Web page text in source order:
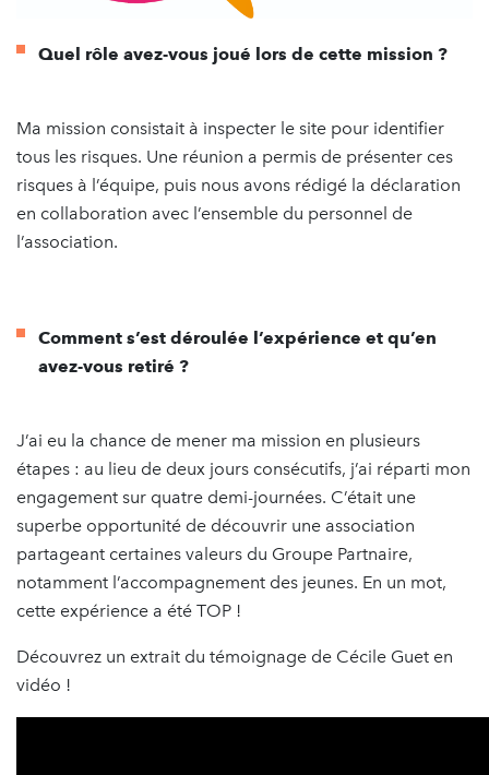
Quel rôle avez-vous joué lors de cette mission ?
Ma mission consistait à inspecter le site pour identifier
tous les risques. Une réunion a permis de présenter ces
risques à l’équipe, puis nous avons rédigé la déclaration
en collaboration avec l’ensemble du personnel de
l’association.
Comment s’est déroulée l’expérience et qu’en
avez-vous retiré ?
J’ai eu la chance de mener ma mission en plusieurs
étapes : au lieu de deux jours consécutifs, j’ai réparti mon
engagement sur quatre demi-journées. C’était une
superbe opportunité de découvrir une association
partageant certaines valeurs du Groupe Partnaire,
notamment l’accompagnement des jeunes. En un mot,
cette expérience a été TOP !
Découvrez un extrait du témoignage de Cécile Guet en
vidéo !